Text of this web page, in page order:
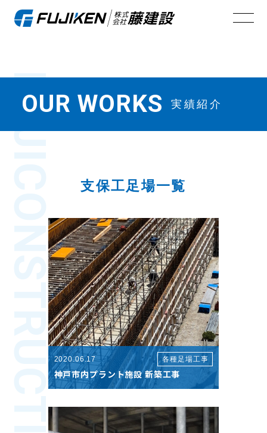
FUJI
CONSTRUCTION
OUR WORKS 実績紹介
支保工足場一覧
2020.06.17 各種足場工事
神戸市内プラント施設 新築工事